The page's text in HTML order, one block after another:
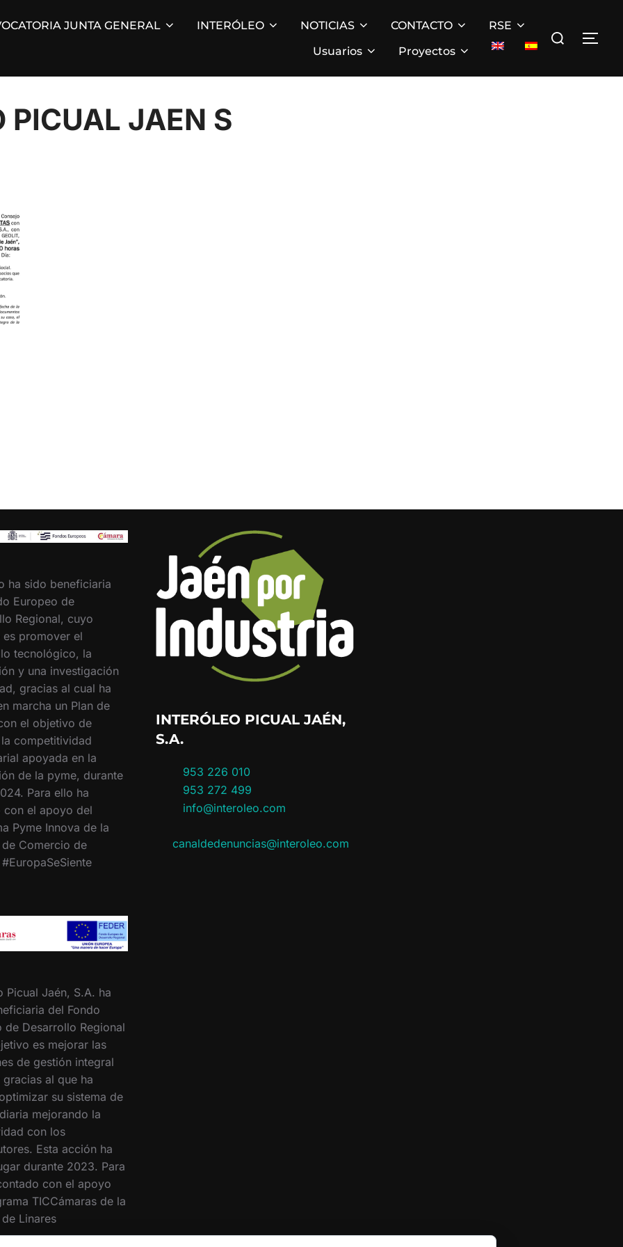
JUNTA GENERAL INTERÓLEO NOTICIAS CONTACTO
RSE
Usuarios
Proyectos
Buscar:
PICUAL JAEN S
ha sido beneficiaria
Europeo de
Regional, cuyo
promover el
tecnológico, la
y una investigación
gracias al cual ha
marcha un Plan de
el objetivo de
competitividad
apoyada en la
de la pyme, durante
Para ello ha
con el apoyo del
Pyme Innova de la
de Comercio de
Picual Jaén, S.A. ha
del Fondo
de Desarrollo Regional
es mejorar las
de gestión integral
al que ha
su sistema de
mejorando la
con los
Esta acción ha
durante 2023. Para
con el apoyo
TICCámaras de la
Linares
INTERÓLEO PICUAL JAÉN,
S.A.
953 226 010
953 272 499
info@interoleo.com
canaldedenuncias@interoleo.com